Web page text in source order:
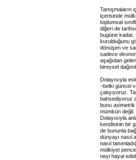
Tartışmaların
içerisinde
toplumsal
diğeri de
bugüne kadar,
kurulduğunu
dönüşen ve
sadece
aşağıdan
bireysel
Dolayısıyla
–belki güncel
çalışıyoruz.
bahsediyoruz
bunu asimetrik
mümkün değil.
Dolayısıyla
kendisinin bir
de bununla
dünyayı nasıl
nasıl
mülkiyet
neyi hayal